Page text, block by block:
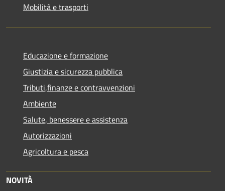
Mobilità e trasporti
Educazione e formazione
Giustizia e sicurezza pubblica
Tributi,finanze e contravvenzioni
Ambiente
Salute, benessere e assistenza
Autorizzazioni
Agricoltura e pesca
NOVITÀ